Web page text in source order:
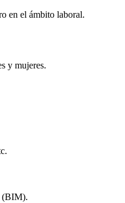
en el ámbito laboral.
y mujeres.
(BIM).